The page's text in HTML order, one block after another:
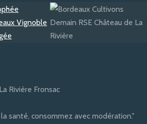
Rivière Fronsac
santé, consommez avec modération."